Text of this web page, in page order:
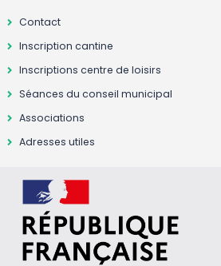
Contact
Inscription cantine
Inscriptions centre de loisirs
Séances du conseil municipal
Associations
Adresses utiles